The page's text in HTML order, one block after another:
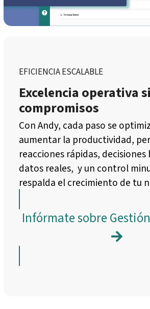
EFICIENCIA ESCALABLE
Excelencia operativa
compromisos
Con Andy, cada paso se
aumentar la productividad,
reacciones rápidas, decisiones
datos reales, y un control
respalda el crecimiento de tu
Infórmate sobre